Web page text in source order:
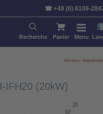
☎ +49 (0) 6106-
Recherche Panier Menu
Version
IFH20 (20kW)